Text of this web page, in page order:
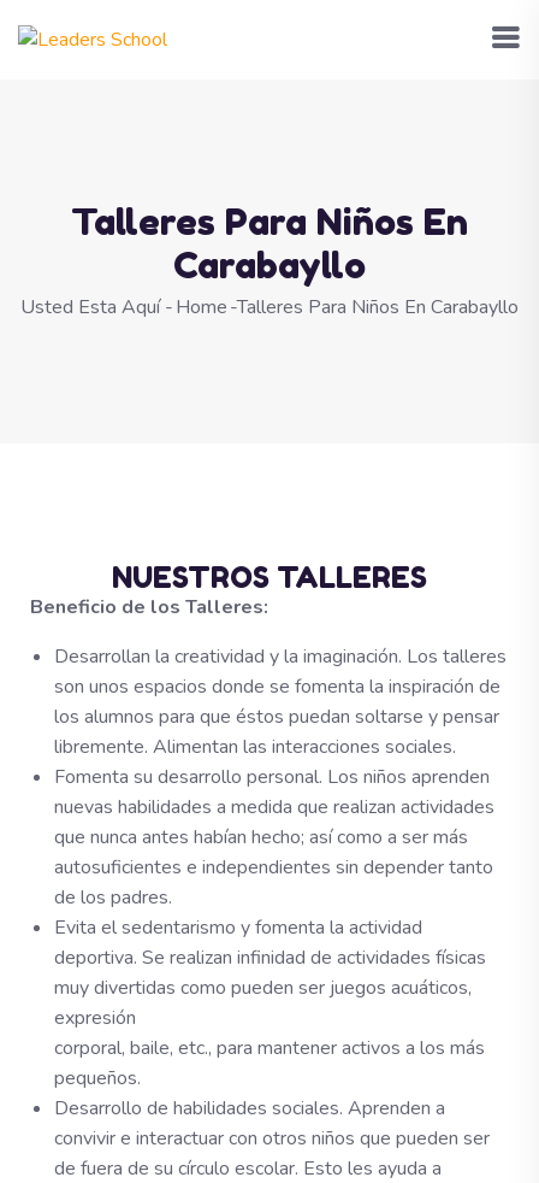
Talleres Para Niños En
Carabayllo
Usted Esta Aquí -Home-Talleres Para Niños En Carabayllo
NUESTROS TALLERES
Beneficio de los Talleres:
Desarrollan la creatividad y la imaginación. Los talleres
son unos espacios donde se fomenta la inspiración de
los alumnos para que éstos puedan soltarse y pensar
libremente. Alimentan las interacciones sociales.
Fomenta su desarrollo personal. Los niños aprenden
nuevas habilidades a medida que realizan actividades
que nunca antes habían hecho; así como a ser más
autosuficientes e independientes sin depender tanto
de los padres.
Evita el sedentarismo y fomenta la actividad
deportiva. Se realizan infinidad de actividades físicas
muy divertidas como pueden ser juegos acuáticos,
expresión
corporal, baile, etc., para mantener activos a los más
pequeños.
Desarrollo de habilidades sociales. Aprenden a
convivir e interactuar con otros niños que pueden ser
de fuera de su círculo escolar. Esto les ayuda a